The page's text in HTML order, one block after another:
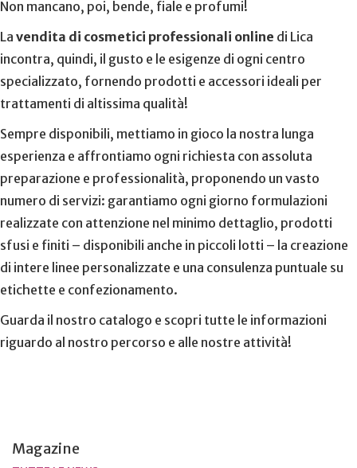
Non mancano, poi, bende, fiale e profumi!
La vendita di cosmetici professionali online di Lica
incontra, quindi, il gusto e le esigenze di ogni centro
specializzato, fornendo prodotti e accessori ideali per
trattamenti di altissima qualità!
Sempre disponibili, mettiamo in gioco la nostra lunga
esperienza e affrontiamo ogni richiesta con assoluta
preparazione e professionalità, proponendo un vasto
numero di servizi: garantiamo ogni giorno formulazioni
realizzate con attenzione nel minimo dettaglio, prodotti
sfusi e finiti – disponibili anche in piccoli lotti – la creazione
di intere linee personalizzate e una consulenza puntuale su
etichette e confezionamento.
Guarda il nostro catalogo e scopri tutte le informazioni
riguardo al nostro percorso e alle nostre attività!
Magazine